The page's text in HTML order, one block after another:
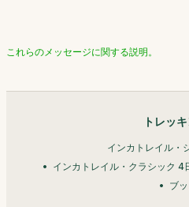
これらのメッセージに関する説明。
トレッ
インカトレイル・
インカトレイル・クラシック 4
ブ